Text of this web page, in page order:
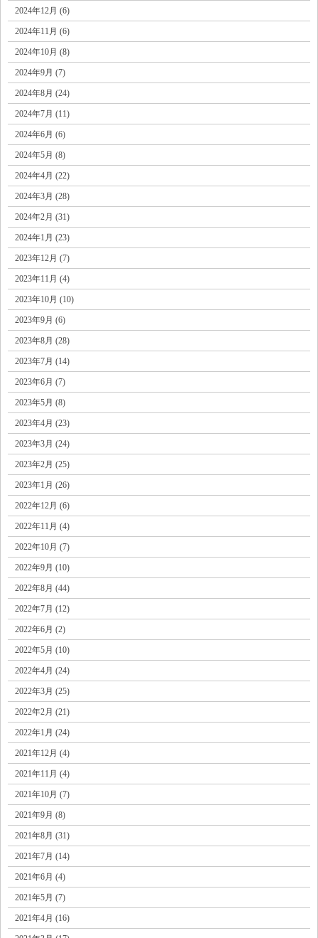
2024年12月 (6)
2024年11月 (6)
2024年10月 (8)
2024年9月 (7)
2024年8月 (24)
2024年7月 (11)
2024年6月 (6)
2024年5月 (8)
2024年4月 (22)
2024年3月 (28)
2024年2月 (31)
2024年1月 (23)
2023年12月 (7)
2023年11月 (4)
2023年10月 (10)
2023年9月 (6)
2023年8月 (28)
2023年7月 (14)
2023年6月 (7)
2023年5月 (8)
2023年4月 (23)
2023年3月 (24)
2023年2月 (25)
2023年1月 (26)
2022年12月 (6)
2022年11月 (4)
2022年10月 (7)
2022年9月 (10)
2022年8月 (44)
2022年7月 (12)
2022年6月 (2)
2022年5月 (10)
2022年4月 (24)
2022年3月 (25)
2022年2月 (21)
2022年1月 (24)
2021年12月 (4)
2021年11月 (4)
2021年10月 (7)
2021年9月 (8)
2021年8月 (31)
2021年7月 (14)
2021年6月 (4)
2021年5月 (7)
2021年4月 (16)